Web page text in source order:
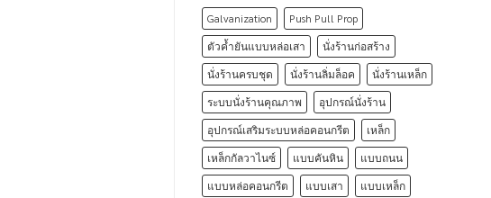
Galvanization
Push Pull Prop
ตัวค้ำยันแบบหล่อเสา
นั่งร้านก่อสร้าง
นั่งร้านครบชุด
นั่งร้านลิ่มล็อค
นั่งร้านเหล็ก
ระบบนั่งร้านคุณภาพ
อุปกรณ์นั่งร้าน
อุปกรณ์เสริมระบบหล่อคอนกรีต
เหล็ก
เหล็กกัลวาไนซ์
แบบคันหิน
แบบถนน
แบบหล่อคอนกรีต
แบบเสา
แบบเหล็ก